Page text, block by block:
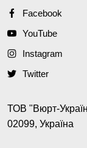
Facebook
YouTube
Instagram
Twitter
ТОВ "Вюрт-
02099, Україна